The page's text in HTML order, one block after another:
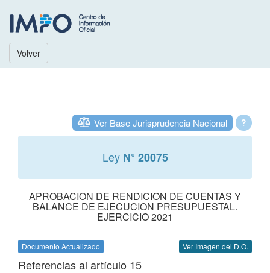
Volver
?
Ver Base Jurisprudencia Nacional
Ley N° 20075
APROBACION DE RENDICION DE CUENTAS Y
BALANCE DE EJECUCION PRESUPUESTAL.
EJERCICIO 2021
Documento Actualizado Ver Imagen del D.O.
Referencias al artículo 15